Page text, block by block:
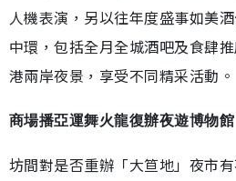
人機表演，另以往年度盛事如美
中環，包括全月全城酒吧及食肆
港兩岸夜景，享受不同精采活動。
商場播亞運舞火龍復辦夜遊博物館
坊間對是否重辦「大笪地」夜市